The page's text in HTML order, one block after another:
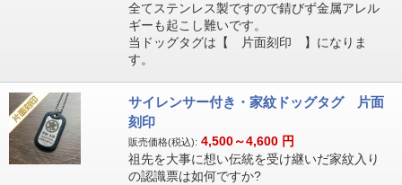
全てステンレス製ですので錆びず金属アレル
ギーも起こし難いです。
当ドッグタグは【 片面刻印 】になりま
す。
サイレンサー付き・家紋ドッグタグ 片面
刻印
販売価格(税込): 4,500～4,600 円
祖先を大事に想い伝統を受け継いだ家紋入り
の認識票は如何ですか?